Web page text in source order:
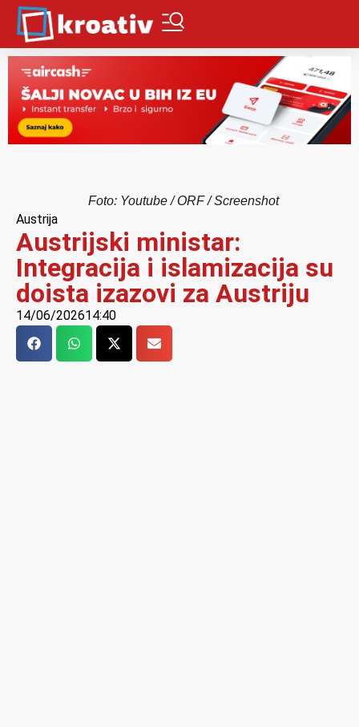
Foto: Youtube / ORF / Screenshot
Austrija
Austrijski ministar:
Integracija i islamizacija su
doista izazovi za Austriju
14/06/202614:40